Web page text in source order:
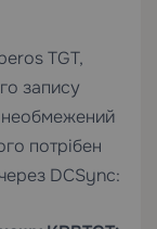
TGT,
запису
потрібен
DCSync: